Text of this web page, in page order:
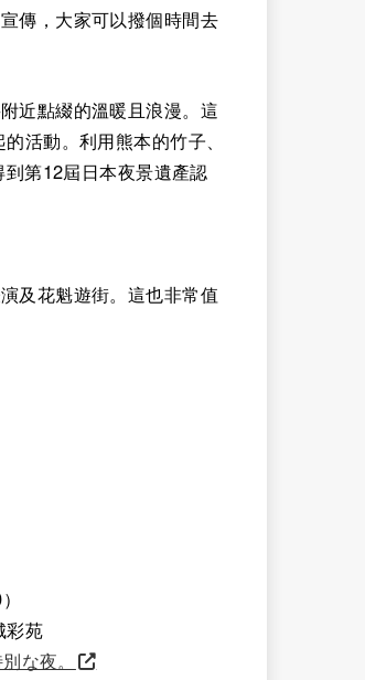
傳，大家可以撥個時間去
近點綴的溫暖且浪漫。這
活動。利用熊本的竹子、
第12屆日本夜景遺產認
及花魁遊街。這也非常值
彩苑
な夜。